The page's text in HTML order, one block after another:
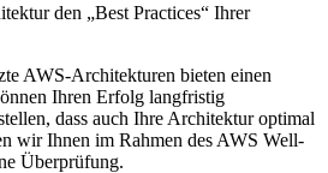
den „Best Practices“ Ihrer
AWS-Architekturen bieten einen
Ihren Erfolg langfristig
dass auch Ihre Architektur optimal
wir Ihnen im Rahmen des AWS Well-
Überprüfung.